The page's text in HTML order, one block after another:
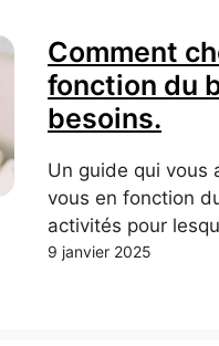
Comment
fonction du
besoins.
Un guide qui vous
vous en fonction
activités pour
9 janvier 2025